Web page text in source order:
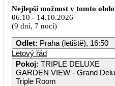
Nejlepší možnost v tomto
06.10 - 14.10.2026
(9 dní, 7 nocí)
Odlet: Praha (letiště), 16:50
Letový řád
Pokoj: TRIPLE DELUXE
GARDEN VIEW - Grand
Triple Room